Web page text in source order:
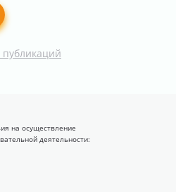
на осуществление
деятельности: